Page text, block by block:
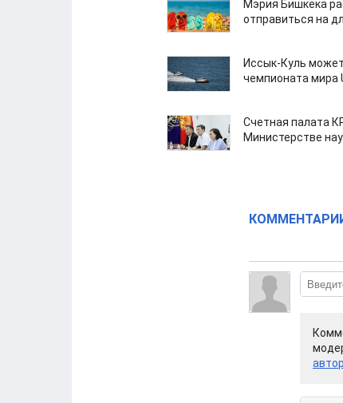
Мэрия Бишкека
отправиться на
Иссык-Куль
чемпионата мира
Счетная палата
Министерстве